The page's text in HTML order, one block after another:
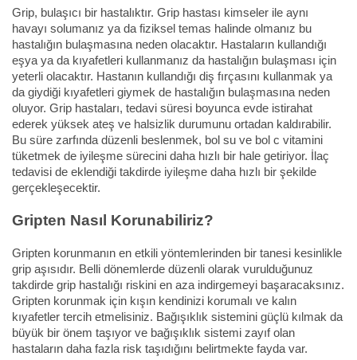
Grip, bulaşıcı bir hastalıktır. Grip hastası kimseler ile aynı
havayı solumanız ya da fiziksel temas halinde olmanız bu
hastalığın bulaşmasına neden olacaktır. Hastaların kullandığı
eşya ya da kıyafetleri kullanmanız da hastalığın bulaşması için
yeterli olacaktır. Hastanın kullandığı diş fırçasını kullanmak ya
da giydiği kıyafetleri giymek de hastalığın bulaşmasına neden
oluyor. Grip hastaları, tedavi süresi boyunca evde istirahat
ederek yüksek ateş ve halsizlik durumunu ortadan kaldırabilir.
Bu süre zarfında düzenli beslenmek, bol su ve bol c vitamini
tüketmek de iyileşme sürecini daha hızlı bir hale getiriyor. İlaç
tedavisi de eklendiği takdirde iyileşme daha hızlı bir şekilde
gerçekleşecektir.
Gripten Nasıl Korunabiliriz?
Gripten korunmanın en etkili yöntemlerinden bir tanesi kesinlikle
grip aşısıdır. Belli dönemlerde düzenli olarak vurulduğunuz
takdirde grip hastalığı riskini en aza indirgemeyi başaracaksınız.
Gripten korunmak için kışın kendinizi korumalı ve kalın
kıyafetler tercih etmelisiniz. Bağışıklık sistemini güçlü kılmak da
büyük bir önem taşıyor ve bağışıklık sistemi zayıf olan
hastaların daha fazla risk taşıdığını belirtmekte fayda var.